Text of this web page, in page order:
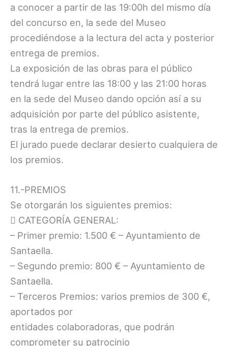
a conocer a partir de las 19:00h del mismo día
del concurso en, la sede del Museo
procediéndose a la lectura del acta y posterior
entrega de premios.
La exposición de las obras para el público
tendrá lugar entre las 18:00 y las 21:00 horas
en la sede del Museo dando opción así a su
adquisición por parte del público asistente,
tras la entrega de premios.
El jurado puede declarar desierto cualquiera de
los premios.
11.-PREMIOS
Se otorgarán los siguientes premios:
 CATEGORÍA GENERAL:
– Primer premio: 1.500 € – Ayuntamiento de
Santaella.
– Segundo premio: 800 € – Ayuntamiento de
Santaella.
– Terceros Premios: varios premios de 300 €,
aportados por
entidades colaboradoras, que podrán
comprometer su patrocinio